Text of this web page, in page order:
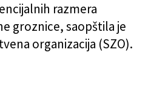
razmera
groznice, saopštila je
organizacija (SZO).